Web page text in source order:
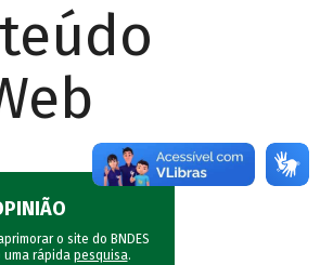
o site do BNDES
uma rápida pesquisa.